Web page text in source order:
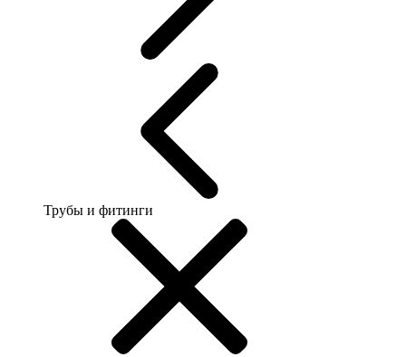
Трубы и фитинги